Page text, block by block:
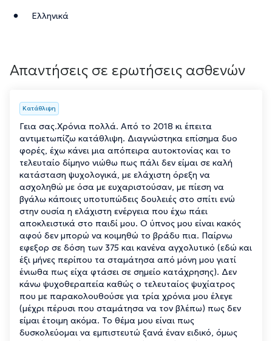
Ελληνικά
Απαντήσεις σε ερωτήσεις ασθενών
Κατάθλιψη
Γεια σας.Χρόνια πολλά. Από το 2018 κι έπειτα
αντιμετωπίζω κατάθλιψη. Διαγνώστηκα επίσημα δυο
φορές, έχω κάνει μια απόπειρα αυτοκτονίας και το
τελευταίο δίμηνο νιώθω πως πάλι δεν είμαι σε καλή
κατάσταση ψυχολογικά, με ελάχιστη όρεξη να
ασχοληθώ με όσα με ευχαριστούσαν, με πίεση να
βγάλω κάποιες υποτυπώδεις δουλειές στο σπίτι ενώ
στην ουσία η ελάχιστη ενέργεια που έχω πάει
αποκλειστικά στο παιδί μου. Ο ύπνος μου είναι κακός
αφού δεν μπορώ να κοιμηθώ το βράδυ πια. Παίρνω
εφεξορ σε δόση των 375 και κανένα αγχολυτικό (εδώ και
έξι μήνες περίπου τα σταμάτησα από μόνη μου γιατί
ένιωθα πως είχα φτάσει σε σημείο κατάχρησης). Δεν
κάνω ψυχοθεραπεία καθώς ο τελευταίος ψυχίατρος
που με παρακολουθούσε για τρία χρόνια μου έλεγε
(μέχρι πέρυσι που σταμάτησα να τον βλέπω) πως δεν
είμαι έτοιμη ακόμα. Το θέμα μου είναι πως
δυσκολεύομαι να εμπιστευτώ ξανά έναν ειδικό, όμως